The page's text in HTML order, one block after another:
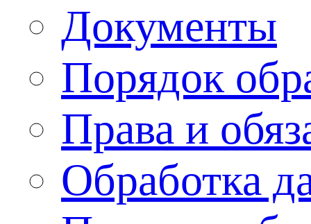
Документы
Порядок
Права и
Обработка